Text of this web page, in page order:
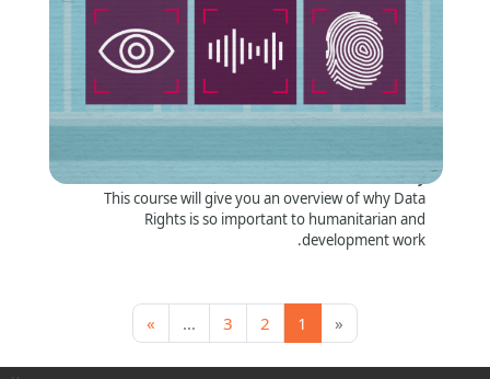
Why Data Rights Matter
الشكل:
This course will give you an overview of why Data
Rights is so important to humanitarian and
development work.
«
1 صفحة 1
2 صفحة 2
3
Page 3, more pages ahead
…
»الصفحة التالية